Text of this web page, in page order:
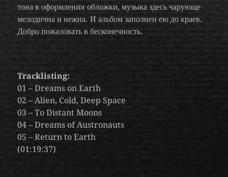
тона в оформлении обложки, музыка здесь чарующе
мелодична и нежна. И альбом заполнен ею до краев.
Добро пожаловать в бесконечность.
Tracklisting:
01 – Dreams on Earth
02 – Alien, Cold, Deep Space
03 – To Distant Moons
04 – Dreams of Austronauts
05 – Return to Earth
(01:19:37)